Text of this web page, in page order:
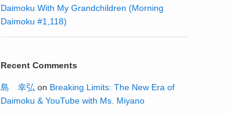
Daimoku With My Grandchildren (Morning
Daimoku #1,118)
Recent Comments
島 幸弘 on Breaking Limits: The New Era of
Daimoku & YouTube with Ms. Miyano